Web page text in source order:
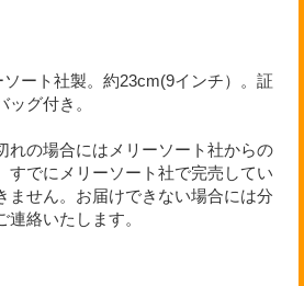
ート社製。約23cm(9インチ）。証
グ付き。
の場合にはメリーソート社からの
すでにメリーソート社で完売してい
ません。お届けできない場合には分
絡いたします。